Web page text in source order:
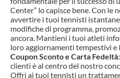
Center” lo capisce bene. Con le
avvertire i tuoi tennisti
modifiche di programma,
ancora. Mantieni i tuoi atleti
loro aggiornamenti tempestivi e
Coupon Sconto e Carta Fedeltà:
clienti è al centro del nostro
Offri ai tuoi tennisti un